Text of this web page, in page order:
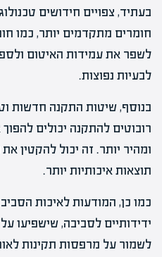
בעתיד, צפויים חידושים
חומרים מתקדמים יותר, כמו
לשפר את עמידות האיטום
לבעיות נפוצות.
בנוסף, שיטות התקנה חדשות
רובוטים להתקנה יכולים
ומהיר יותר. זה יכול להקטין
תוצאות איכותיות יותר.
כמו כן, המודעות לאיכות
ידידותיים לסביבה, שישפיעו
לשמור על מרפסות תקינות